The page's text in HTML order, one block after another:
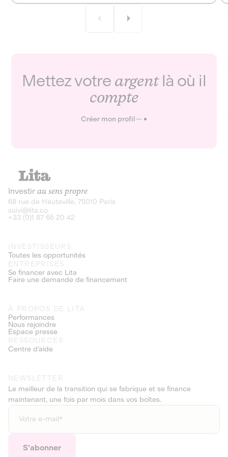
Mettez votre argentlà où il
compte
Créer mon profil
Investir au sens propre
68 rue de Hauteville, 75010 Paris
suivi@lita.co
+33 (0)1 87 65 20 42
INVESTISSEURS
Toutes les opportunités
ENTREPRISES
Se financer avec Lita
Faire une demande de financement
À PROPOS DE LITA
Performances
Nous rejoindre
Espace presse
RESSOURCES
Centre d’aide
NEWSLETTER
Le meilleur de la transition qui se fabrique et se finance
maintenant, une fois par mois dans vos boîtes.